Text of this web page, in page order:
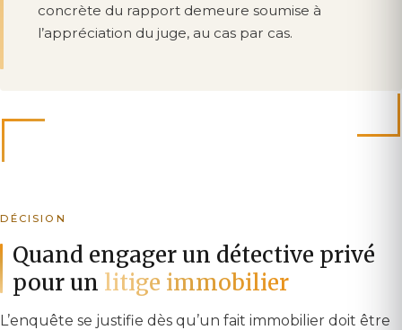
concrète du rapport demeure soumise à
l’appréciation du juge, au cas par cas.
DÉCISION
Quand engager un détective privé
pour un litige immobilier
L’enquête se justifie dès qu’un fait immobilier doit être